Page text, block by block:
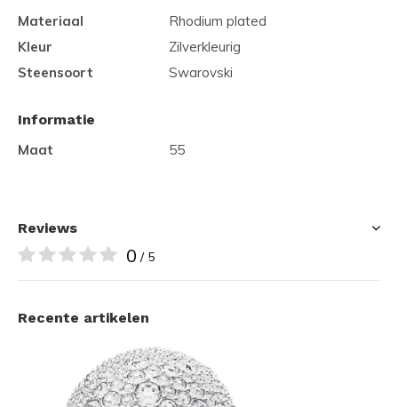
Materiaal
Rhodium plated
Kleur
Zilverkleurig
Steensoort
Swarovski
Informatie
Maat
55
Reviews
0 / 5
Recente artikelen